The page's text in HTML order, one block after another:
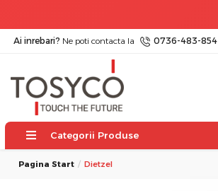
Ai inrebari? Ne poti contacta la 0736-483-854
Categorii Produse
Pagina Start Dietzel